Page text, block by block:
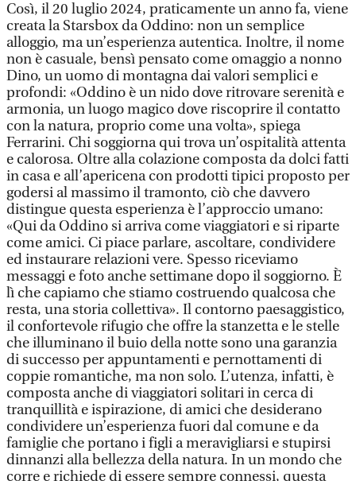
Così, il 20 luglio 2024, praticamente un anno fa, viene
creata la Starsbox da Oddino: non un semplice
alloggio, ma un’esperienza autentica. Inoltre, il nome
non è casuale, bensì pensato come omaggio a nonno
Dino, un uomo di montagna dai valori semplici e
profondi: «Oddino è un nido dove ritrovare serenità e
armonia, un luogo magico dove riscoprire il contatto
con la natura, proprio come una volta», spiega
Ferrarini. Chi soggiorna qui trova un’ospitalità attenta
e calorosa. Oltre alla colazione composta da dolci fatti
in casa e all’apericena con prodotti tipici proposto per
godersi al massimo il tramonto, ciò che davvero
distingue questa esperienza è l’approccio umano:
«Qui da Oddino si arriva come viaggiatori e si riparte
come amici. Ci piace parlare, ascoltare, condividere
ed instaurare relazioni vere. Spesso riceviamo
messaggi e foto anche settimane dopo il soggiorno. È
lì che capiamo che stiamo costruendo qualcosa che
resta, una storia collettiva». Il contorno paesaggistico,
il confortevole rifugio che offre la stanzetta e le stelle
che illuminano il buio della notte sono una garanzia
di successo per appuntamenti e pernottamenti di
coppie romantiche, ma non solo. L’utenza, infatti, è
composta anche di viaggiatori solitari in cerca di
tranquillità e ispirazione, di amici che desiderano
condividere un’esperienza fuori dal comune e da
famiglie che portano i figli a meravigliarsi e stupirsi
dinnanzi alla bellezza della natura. In un mondo che
corre e richiede di essere sempre connessi, questa